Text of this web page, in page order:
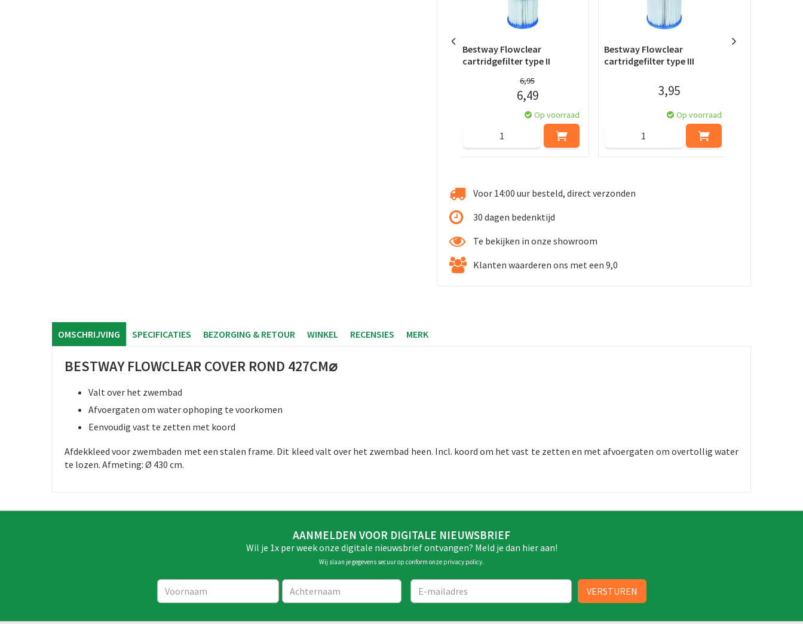
Bestway Flowclear
cartridgefilter type II
6,95
6,49
Op voorraad
Bestway Flowclear
cartridgefilter type III
3,95
Op voorraad
Voor 14:00 uur besteld, direct verzonden
30 dagen bedenktijd
Te bekijken in onze showroom
Klanten waarderen ons met een 9,0
OMSCHRIJVING SPECIFICATIES BEZORGING & RETOUR WINKEL RECENSIES MERK
BESTWAY FLOWCLEAR COVER ROND 427CM⌀
Valt over het zwembad
Afvoergaten om water ophoping te voorkomen
Eenvoudig vast te zetten met koord
Afdekkleed voor zwembaden met een stalen frame. Dit kleed valt over het zwembad heen. Incl. koord om het vast te zetten en met afvoergaten om overtollig water
te lozen. Afmeting: Ø 430 cm.
AANMELDEN VOOR DIGITALE NIEUWSBRIEF
Wil je 1x per week onze digitale nieuwsbrief ontvangen? Meld je dan hier aan!
Wij slaan je gegevens secuur op conform onze privacy policy.